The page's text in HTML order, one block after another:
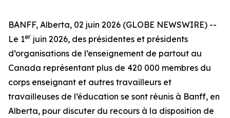
BANFF, Alberta, 02 juin 2026 (GLOBE NEWSWIRE) --
Le 1er juin 2026, des présidentes et présidents
d’organisations de l’enseignement de partout au
Canada représentant plus de 420 000 membres du
corps enseignant et autres travailleurs et
travailleuses de l’éducation se sont réunis à Banff, en
Alberta, pour discuter du recours à la disposition de